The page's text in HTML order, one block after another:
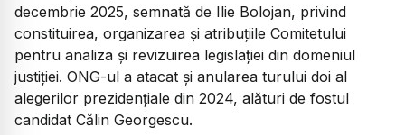
decembrie 2025, semnată de Ilie Bolojan, privind
constituirea, organizarea și atribuțiile Comitetului
pentru analiza și revizuirea legislației din domeniul
justiției. ONG-ul a atacat și anularea turului doi al
alegerilor prezidențiale din 2024, alături de fostul
candidat Călin Georgescu.